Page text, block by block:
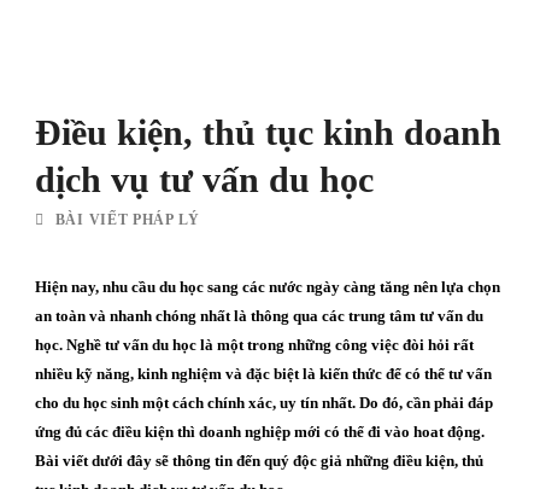
Điều kiện, thủ tục kinh doanh
dịch vụ tư vấn du học
BÀI VIẾT PHÁP LÝ
Hiện nay, nhu cầu du học sang các nước ngày càng tăng nên lựa chọn
an toàn và nhanh chóng nhất là thông qua các trung tâm tư vấn du
học. Nghề tư vấn du học là một trong những công việc đòi hỏi rất
nhiều kỹ năng, kinh nghiệm và đặc biệt là kiến thức để có thể tư vấn
cho du học sinh một cách chính xác, uy tín nhất. Do đó, cần phải đáp
ứng đủ các điều kiện thì doanh nghiệp mới có thể đi vào hoat động.
Bài viết dưới đây sẽ thông tin đến quý độc giả những điều kiện, thủ